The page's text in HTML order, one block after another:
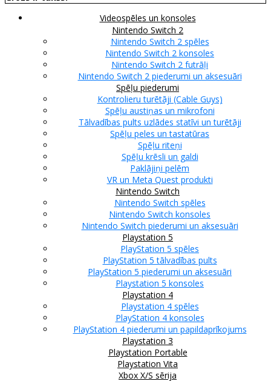
Videospēles un konsoles
Nintendo Switch 2
Nintendo Switch 2 spēles
Nintendo Switch 2 konsoles
Nintendo Switch 2 futrāļi
Nintendo Switch 2 piederumi un aksesuāri
Spēļu piederumi
Kontrolieru turētāji (Cable Guys)
Spēļu austiņas un mikrofoni
Tālvadības pults uzlādes statīvi un turētāji
Spēļu peles un tastatūras
Spēļu riteņi
Spēļu krēsli un galdi
Paklājiņi pelēm
VR un Meta Quest produkti
Nintendo Switch
Nintendo Switch spēles
Nintendo Switch konsoles
Nintendo Switch piederumi un aksesuāri
Playstation 5
PlayStation 5 spēles
PlayStation 5 tālvadības pults
PlayStation 5 piederumi un aksesuāri
Playstation 5 konsoles
Playstation 4
Playstation 4 spēles
PlayStation 4 konsoles
PlayStation 4 piederumi un papildaprīkojums
Playstation 3
Playstation Portable
Playstation Vita
Xbox X/S sērija